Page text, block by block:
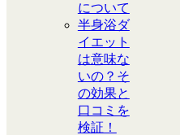
について
半身浴ダ
イエット
は意味な
いの？そ
の効果と
口コミを
検証！